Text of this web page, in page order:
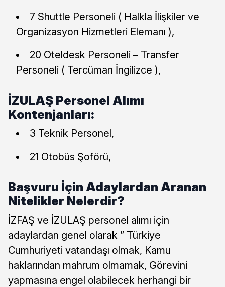
7 Shuttle Personeli ( Halkla İlişkiler ve
Organizasyon Hizmetleri Elemanı ),
20 Oteldesk Personeli – Transfer
Personeli ( Tercüman İngilizce ),
İZULAŞ Personel Alımı
Kontenjanları:
3 Teknik Personel,
21 Otobüs Şoförü,
Başvuru İçin Adaylardan Aranan
Nitelikler Nelerdir?
İZFAŞ ve İZULAŞ personel alımı için
adaylardan genel olarak ” Türkiye
Cumhuriyeti vatandaşı olmak, Kamu
haklarından mahrum olmamak, Görevini
yapmasına engel olabilecek herhangi bir